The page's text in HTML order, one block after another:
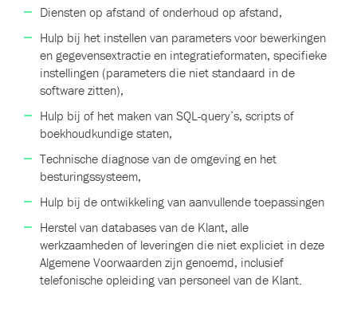
Diensten op afstand of onderhoud op afstand,
Hulp bij het instellen van parameters voor bewerkingen
en gegevensextractie en integratieformaten, specifieke
instellingen (parameters die niet standaard in de
software zitten),
Hulp bij of het maken van SQL-query’s, scripts of
boekhoudkundige staten,
Technische diagnose van de omgeving en het
besturingssysteem,
Hulp bij de ontwikkeling van aanvullende toepassingen
Herstel van databases van de Klant, alle
werkzaamheden of leveringen die niet expliciet in deze
Algemene Voorwaarden zijn genoemd, inclusief
telefonische opleiding van personeel van de Klant.